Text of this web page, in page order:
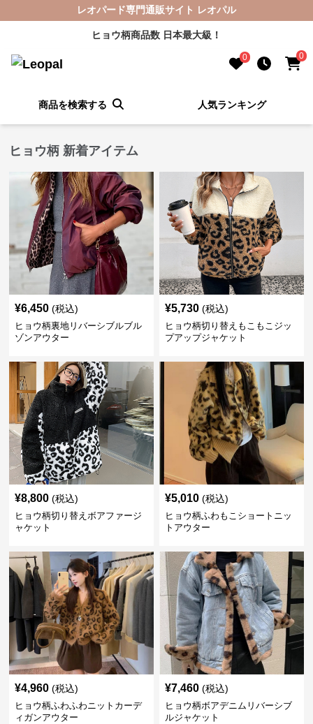
レオパード専門通販サイト レオパル
ヒョウ柄商品数 日本最大級！
0 0
商品を検索する 人気ランキング
ヒョウ柄 新着アイテム
¥6,450 (税込)
ヒョウ柄裏地リバーシブルブル
ゾンアウター
¥5,730 (税込)
ヒョウ柄切り替えもこもこジッ
プアップジャケット
¥8,800 (税込)
ヒョウ柄切り替えボアファージ
ャケット
¥5,010 (税込)
ヒョウ柄ふわもこショートニッ
トアウター
¥4,960 (税込)
ヒョウ柄ふわふわニットカーデ
ィガンアウター
¥7,460 (税込)
ヒョウ柄ボアデニムリバーシブ
ルジャケット